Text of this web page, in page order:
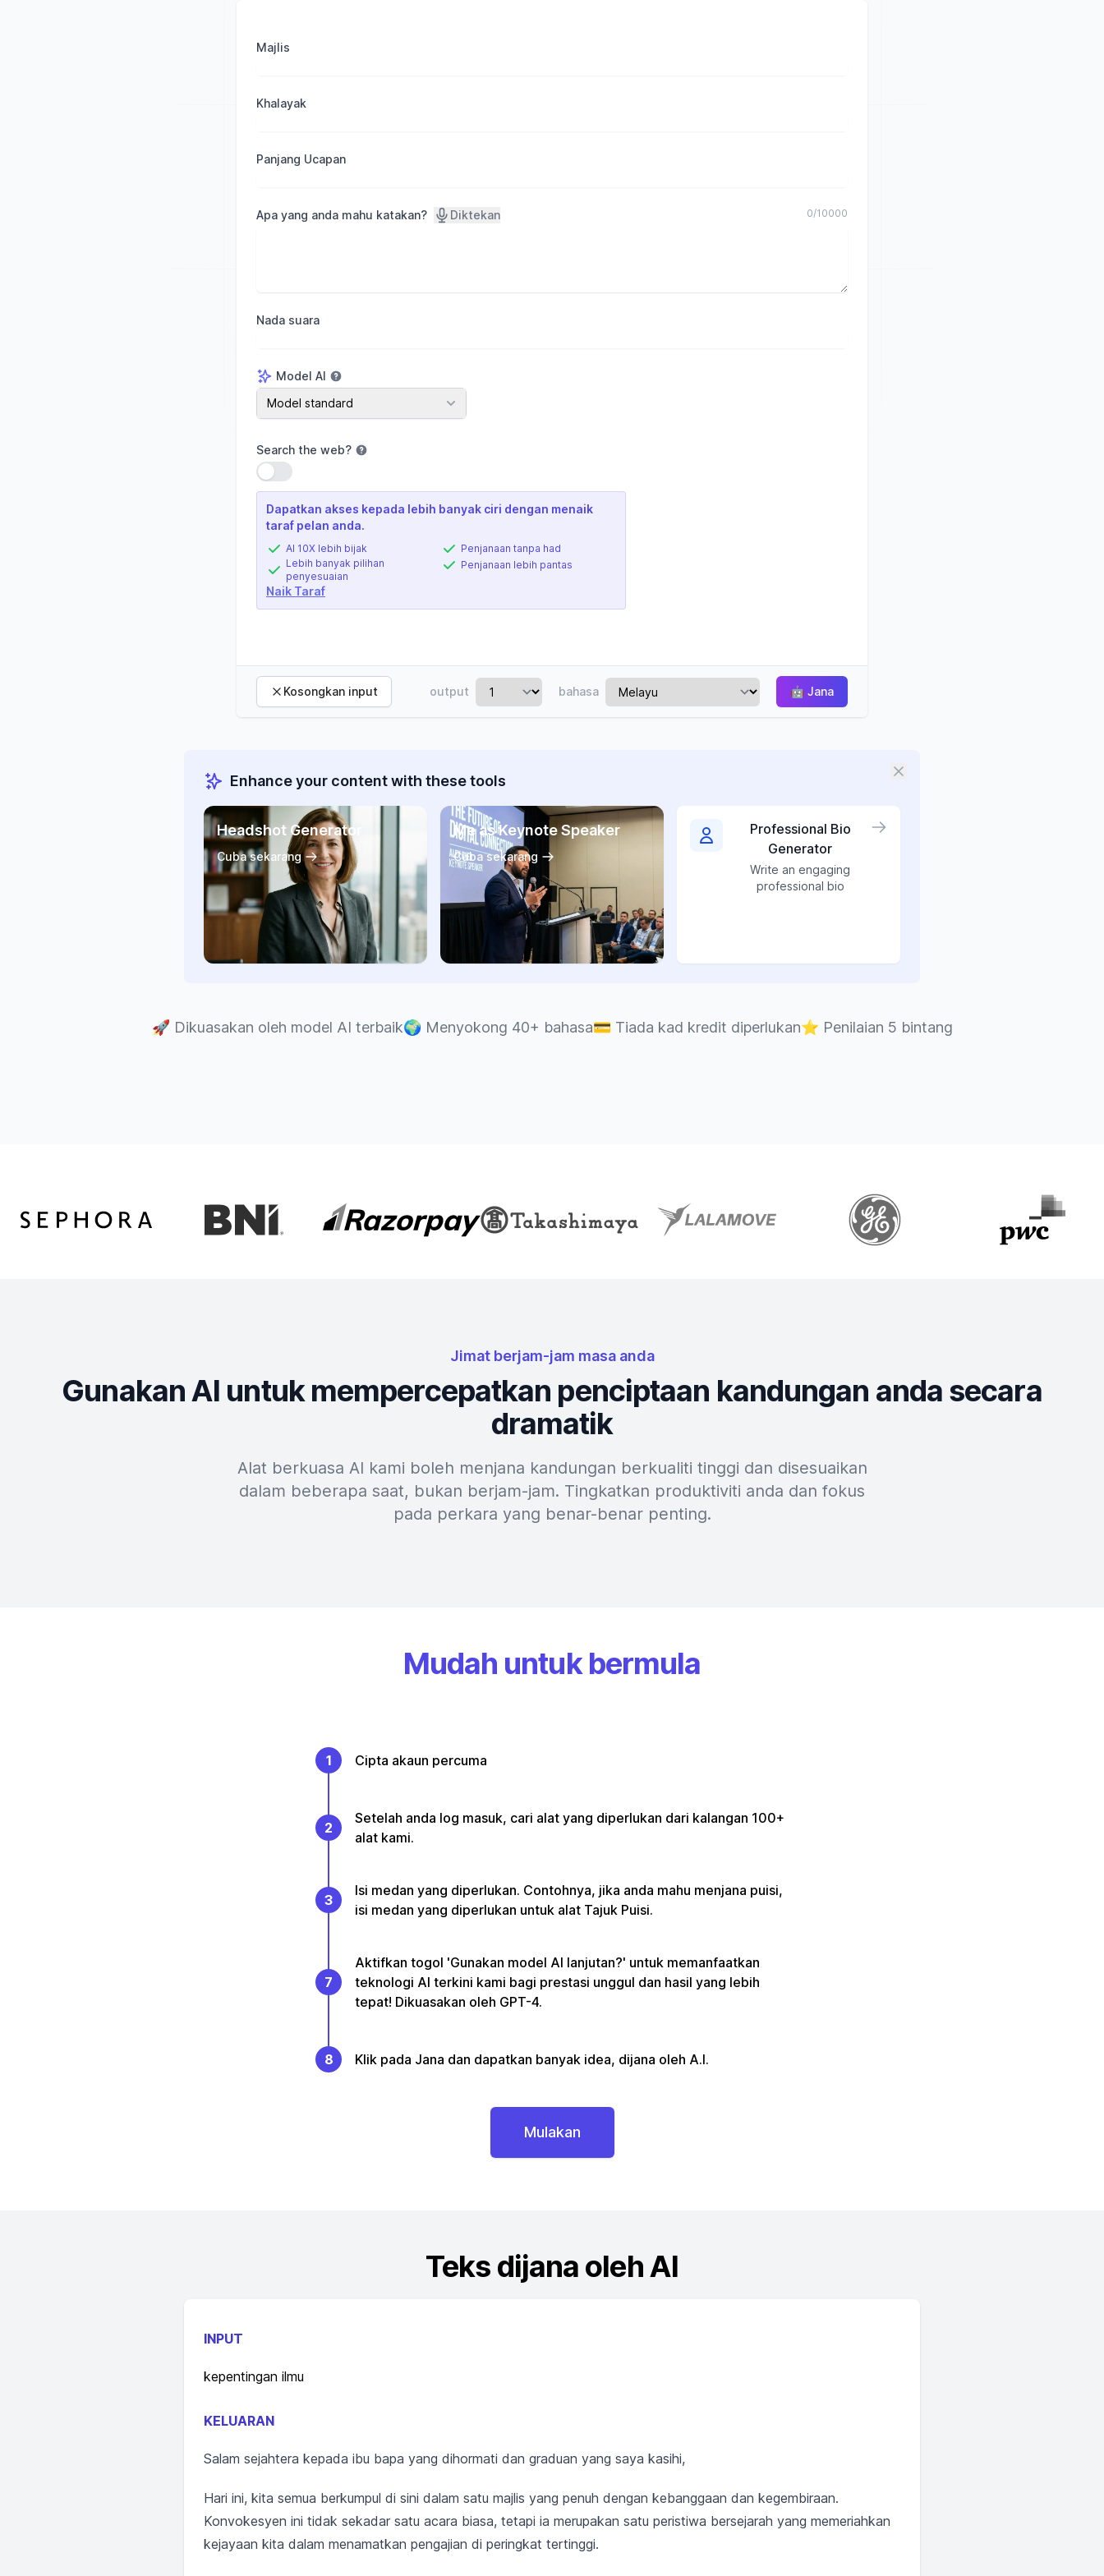
Majlis
Khalayak
Panjang Ucapan
Apa yang anda mahu katakan? Diktekan 0/10000
Nada suara
Model AI
Model AI
Model standard
Search the web?
Gunakan tetapan
Dapatkan akses kepada lebih banyak ciri dengan menaik
taraf pelan anda.
AI 10X lebih bijak
Lebih banyak pilihan
penyesuaian
Penjanaan tanpa had
Penjanaan lebih pantas
Naik Taraf
Kosongkan input output bahasa 🤖 Jana
Enhance your content with these tools
Headshot Generator
Cuba sekarang
Me as Keynote Speaker
Cuba sekarang
Professional Bio
Generator
Write an engaging
professional bio
🚀 Dikuasakan oleh model AI terbaik🌍 Menyokong 40+ bahasa💳 Tiada kad kredit diperlukan⭐ Penilaian 5 bintang
Jimat berjam-jam masa anda
Gunakan AI untuk mempercepatkan penciptaan kandungan anda secara
dramatik
Alat berkuasa AI kami boleh menjana kandungan berkualiti tinggi dan disesuaikan
dalam beberapa saat, bukan berjam-jam. Tingkatkan produktiviti anda dan fokus
pada perkara yang benar-benar penting.
Mudah untuk bermula
1 Cipta akaun percuma
2
Setelah anda log masuk, cari alat yang diperlukan dari kalangan 100+
alat kami.
3
Isi medan yang diperlukan. Contohnya, jika anda mahu menjana puisi,
isi medan yang diperlukan untuk alat Tajuk Puisi.
7
Aktifkan togol 'Gunakan model AI lanjutan?' untuk memanfaatkan
teknologi AI terkini kami bagi prestasi unggul dan hasil yang lebih
tepat! Dikuasakan oleh GPT-4.
8 Klik pada Jana dan dapatkan banyak idea, dijana oleh A.I.
Mulakan
Teks dijana oleh AI
INPUT
kepentingan ilmu
KELUARAN
Salam sejahtera kepada ibu bapa yang dihormati dan graduan yang saya kasihi,
Hari ini, kita semua berkumpul di sini dalam satu majlis yang penuh dengan kebanggaan dan kegembiraan.
Konvokesyen ini tidak sekadar satu acara biasa, tetapi ia merupakan satu peristiwa bersejarah yang memeriahkan
kejayaan kita dalam menamatkan pengajian di peringkat tertinggi.